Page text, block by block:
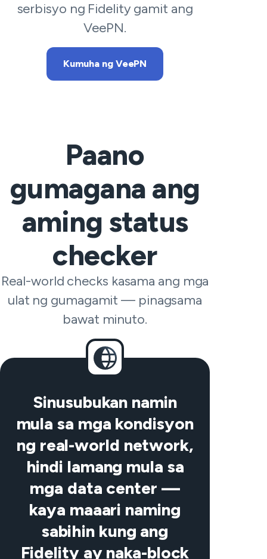
serbisyo ng Fidelity gamit ang
VeePN.
Kumuha ng VeePN
Paano
gumagana ang
aming status
checker
Real-world checks kasama ang mga
ulat ng gumagamit — pinagsama
bawat minuto.
Sinusubukan namin
mula sa mga kondisyon
ng real-world network,
hindi lamang mula sa
mga data center —
kaya maaari naming
sabihin kung ang
Fidelity ay naka-block